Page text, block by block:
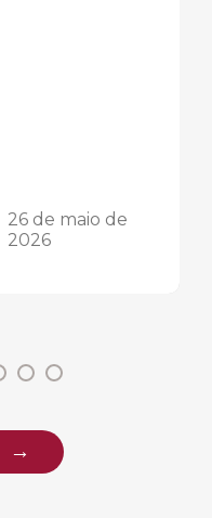
26 de maio de
2026